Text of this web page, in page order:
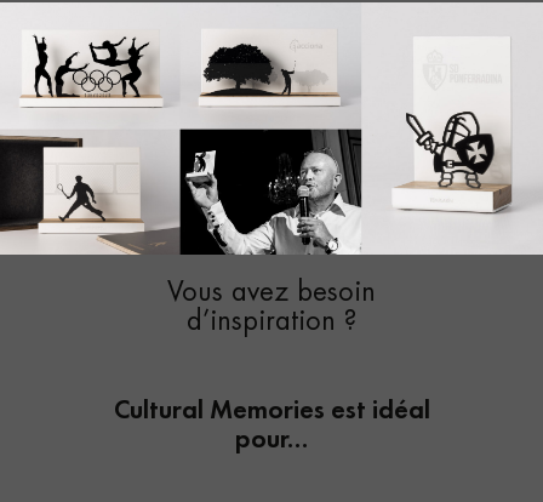
Vous avez besoin
d’inspiration ?
Cultural Memories est idéal
pour…